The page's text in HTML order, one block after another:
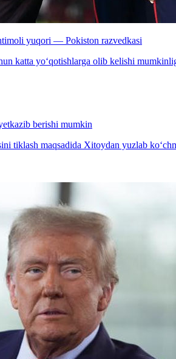
yuqori — Pokiston razvedkasi
katta yo‘qotishlarga olib kelishi
berishi mumkin
tiklash maqsadida Xitoydan yuzlab